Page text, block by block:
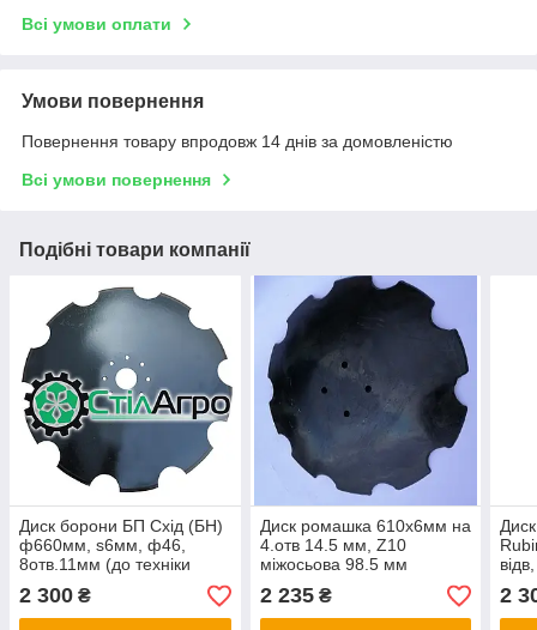
Всі умови оплати
Умови повернення
Повернення товару впродовж 14 днів за домовленістю
Всі умови повернення
Подібні товари компанії
Диск борони БП Схід (БН)
ф660мм, ѕ6мм, ф46,
8отв.11мм (до техніки
"Восход" "ТД Корсунь")
2 300 ₴
Диск ромашка 610х6мм на
4.отв 14.5 мм, Z10
міжосьова 98.5 мм
Quivogne Кивонь ()
2 235₴ 2